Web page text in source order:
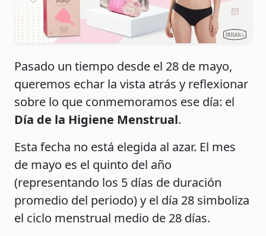
Pasado un tiempo desde el 28 de mayo,
queremos echar la vista atrás y reflexionar
sobre lo que conmemoramos ese día: el
Día de la Higiene Menstrual.
Esta fecha no está elegida al azar. El mes
de mayo es el quinto del año
(representando los 5 días de duración
promedio del periodo) y el día 28 simboliza
el ciclo menstrual medio de 28 días.